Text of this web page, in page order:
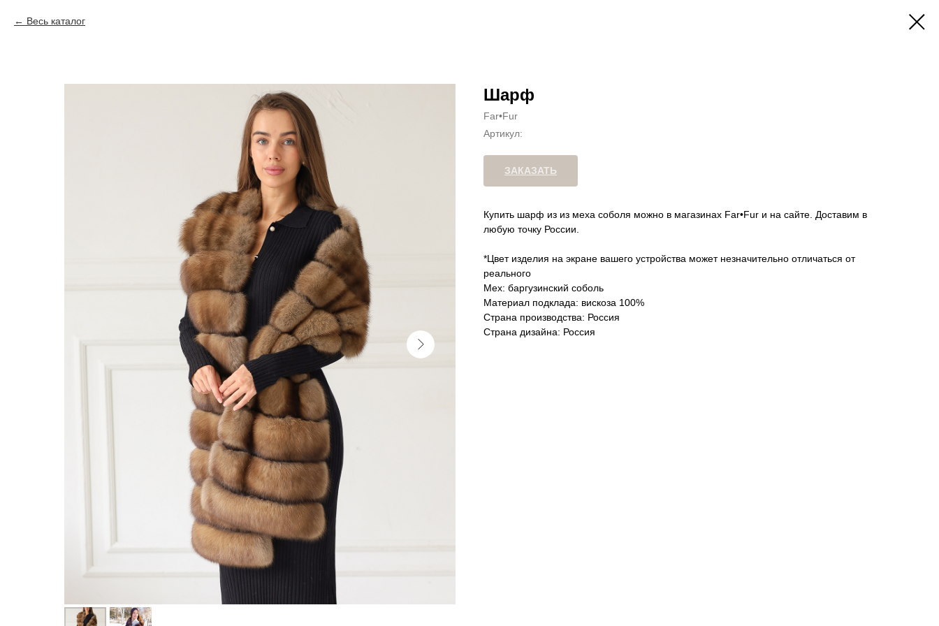
Весь каталог
Шарф
Far•Fur
Артикул:
ЗАКАЗАТЬ
Купить шарф из из меха соболя можно в магазинах Far•Fur и на сайте. Доставим в
любую точку России.
*Цвет изделия на экране вашего устройства может незначительно отличаться от
реального
Мех: баргузинский соболь
Материал подклада: вискоза 100%
Страна производства: Россия
Страна дизайна: Россия